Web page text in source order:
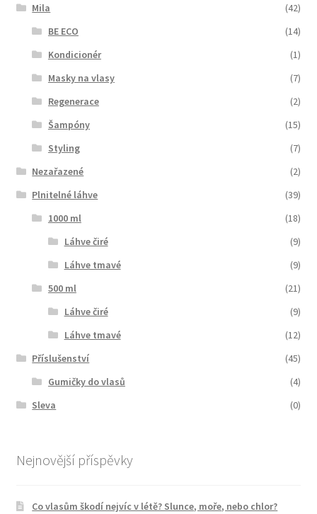
Mila
(42)
BE ECO
(14)
Kondicionér
(1)
Masky na vlasy
(7)
Regenerace
(2)
Šampóny
(15)
Styling
(7)
Nezařazené
(2)
Plnitelné láhve
(39)
1000 ml
(18)
Láhve čiré
(9)
Láhve tmavé
(9)
500 ml
(21)
Láhve čiré
(9)
Láhve tmavé
(12)
Příslušenství
(45)
Gumičky do vlasů
(4)
Sleva
(0)
Nejnovější příspěvky
Co vlasům škodí nejvíc v létě? Slunce, moře, nebo chlor?